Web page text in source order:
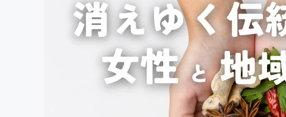
テクノロジー・ガジェット
映像・映画
ビジネス・起業
まちづくり・地域活性化